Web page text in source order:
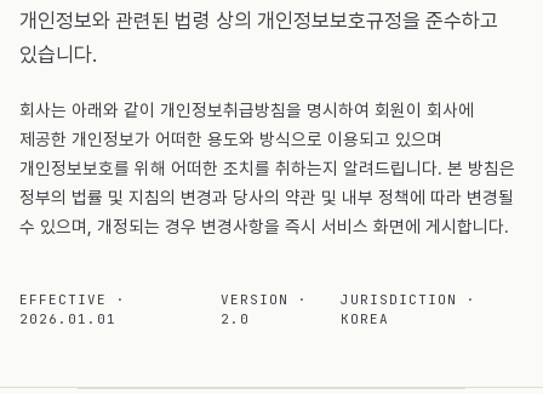
개인정보와 관련된 법령 상의 개인정보보호규정을 준수하고
있습니다.
회사는 아래와 같이 개인정보취급방침을 명시하여 회원이 회사에
제공한 개인정보가 어떠한 용도와 방식으로 이용되고 있으며
개인정보보호를 위해 어떠한 조치를 취하는지 알려드립니다. 본 방침은
정부의 법률 및 지침의 변경과 당사의 약관 및 내부 정책에 따라 변경될
수 있으며, 개정되는 경우 변경사항을 즉시 서비스 화면에 게시합니다.
EFFECTIVE ·
2026.01.01
VERSION ·
2.0
JURISDICTION ·
KOREA